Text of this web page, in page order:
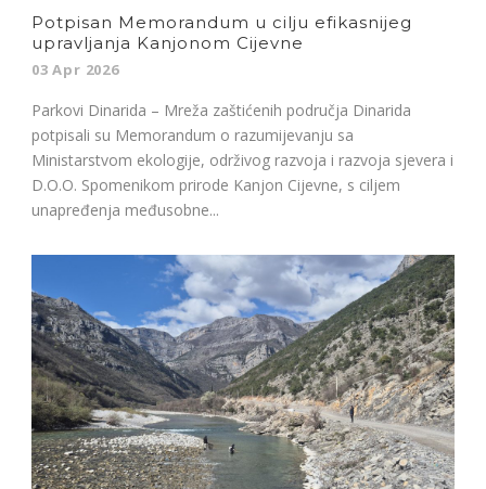
Potpisan Memorandum u cilju efikasnijeg
upravljanja Kanjonom Cijevne
03 Apr 2026
Parkovi Dinarida – Mreža zaštićenih područja Dinarida
potpisali su Memorandum o razumijevanju sa
Ministarstvom ekologije, održivog razvoja i razvoja sjevera i
D.O.O. Spomenikom prirode Kanjon Cijevne, s ciljem
unapređenja međusobne...